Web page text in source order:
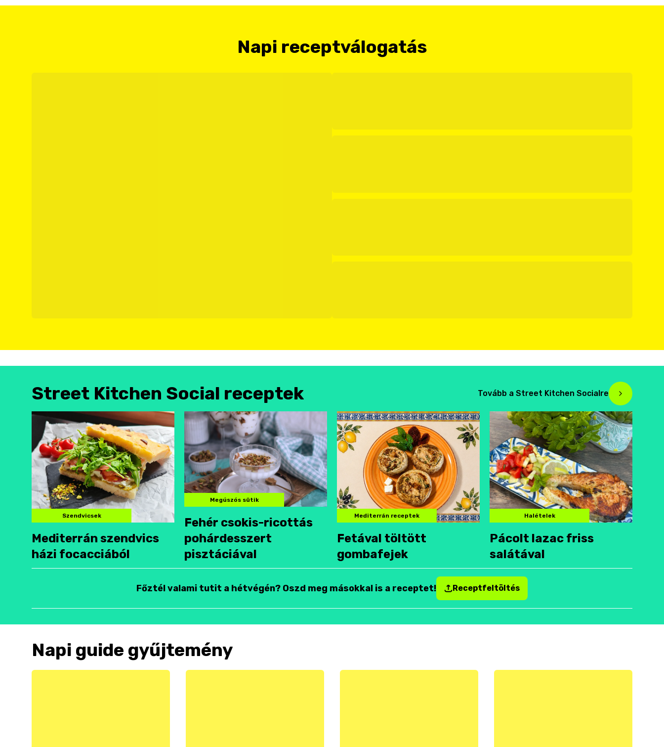
Napi receptválogatás
Street Kitchen Social receptek Tovább a Street Kitchen Socialre
Szendvicsek
Mediterrán szendvics
házi focacciából
Megúszós sütik
Fehér csokis-ricottás
pohárdesszert
pisztáciával
Mediterrán receptek
Fetával töltött
gombafejek
Halételek
Pácolt lazac friss
salátával
Főztél valami tutit a hétvégén? Oszd meg másokkal is a receptet! Receptfeltöltés
Napi guide gyűjtemény